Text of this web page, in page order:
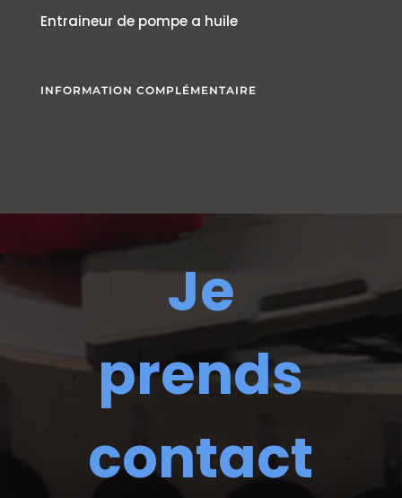
Entraineur de pompe a huile
INFORMATION COMPLÉMENTAIRE
Je
prends
contact